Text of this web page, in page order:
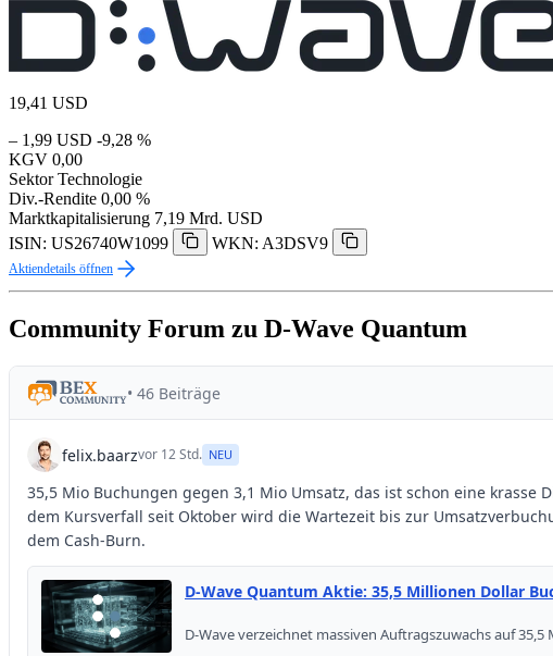
19,41 USD
– 1,99 USD -9,28 %
KGV 0,00
Sektor Technologie
Div.-Rendite 0,00 %
Marktkapitalisierung 7,19 Mrd. USD
ISIN: US26740W1099
WKN: A3DSV9
Aktiendetails öffnen
Community Forum zu D-Wave Quantum